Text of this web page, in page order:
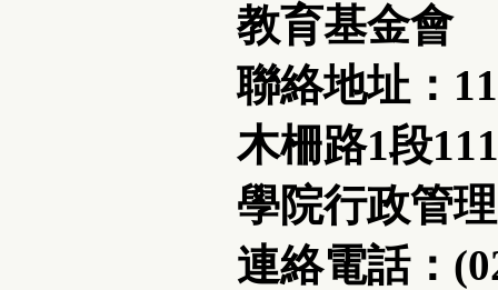
教育基金會
聯絡地址：
木柵路1段
學院行政管
連絡電話：